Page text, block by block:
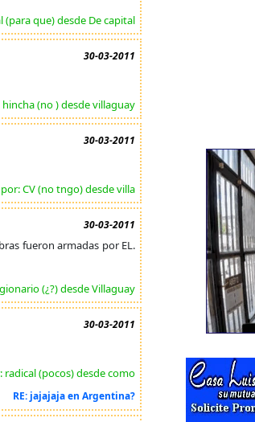
(para que) desde De capital
30-03-2011
(no ) desde villaguay
30-03-2011
CV (no tngo) desde villa
30-03-2011
fueron armadas por EL.
(¿?) desde Villaguay
30-03-2011
radical (pocos) desde como
RE: jajajaja en Argentina?